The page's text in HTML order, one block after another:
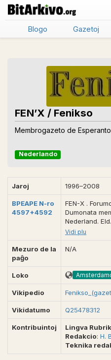
Blogo Gazetoj
FEN’X / Fenikso
Membrogazeto de
Nederlando
Jaroj 1996–2008
BPEAPE N-ro
4597+4592
FEN-X .
Dumonata
Nederland.
Amsterdam
ISSN
Antaŭe: La
X. ☞ FENikso. |
Forumo,
Esperanto
Haarlem (NL),
-? Red. Hans
sonbenda
1,683.739-
(2007).
Nederlanda
Vidi plu
Mezuro de la
paĝo
N/A
Loko
Vikipedio
Vikidatumo Q25478312
Kontribuintoj Lingva
Redakcio: H.
Teknika